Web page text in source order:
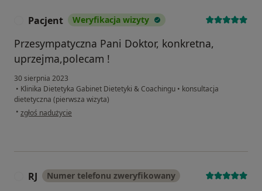
Pacjent Weryfikacja wizyty
Przesympatyczna Pani Doktor, konkretna,
uprzejma,polecam !
30 sierpnia 2023
• Klinika Dietetyka Gabinet Dietetyki & Coachingu • konsultacja
dietetyczna (pierwsza wizyta)
• w opinii użytkownika Pacjent
zgłoś nadużycie
RJ Numer telefonu zweryfikowany